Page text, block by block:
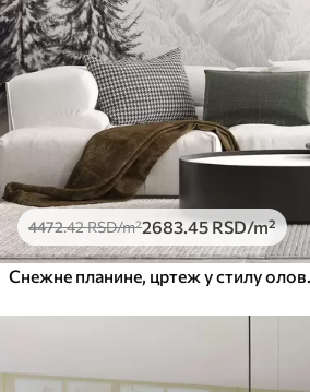
4472.42RSD/m²2683.45RSD/m²
Снежне